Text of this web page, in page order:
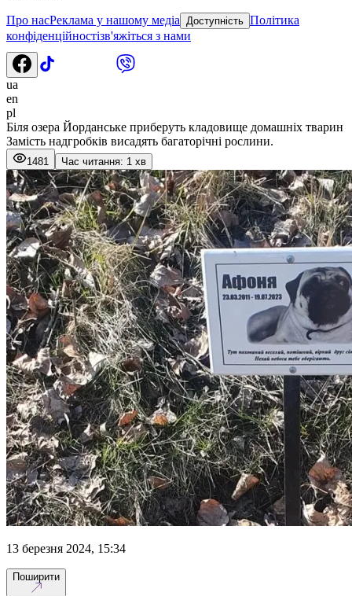
Про насРеклама у нашому медіа Доступність Політика
конфіденційностізв'яжіться з нами
ua
en
pl
Біля озера Йорданське приберуть кладовище домашніх тварин
Замість надгробків висадять багаторічні рослини.
1481 Час читання: 1 хв
13 березня 2024, 15:34
Поширити